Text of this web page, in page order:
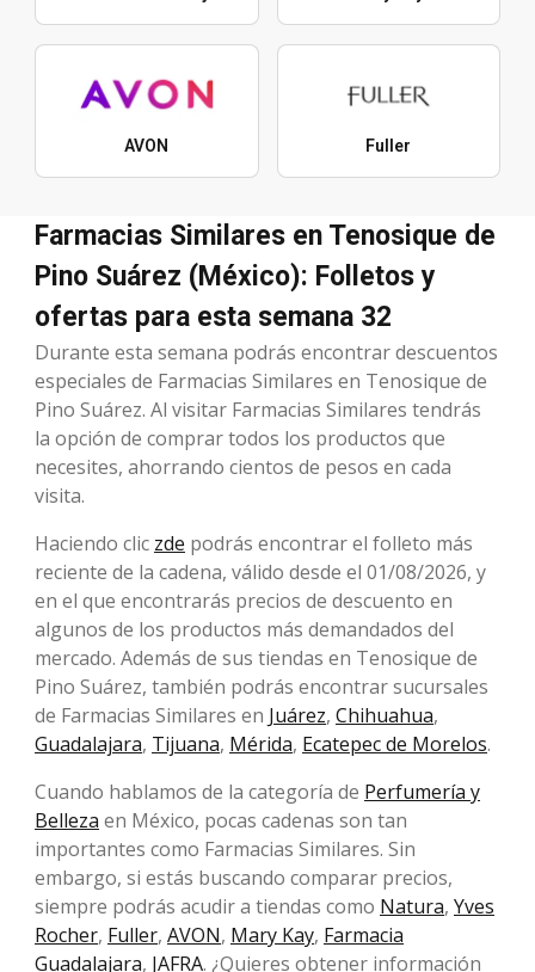
AVON Fuller
Farmacias Similares en Tenosique de
Pino Suárez (México): Folletos y
ofertas para esta semana 32
Durante esta semana podrás encontrar descuentos
especiales de Farmacias Similares en Tenosique de
Pino Suárez. Al visitar Farmacias Similares tendrás
la opción de comprar todos los productos que
necesites, ahorrando cientos de pesos en cada
visita.
Haciendo clic zde podrás encontrar el folleto más
reciente de la cadena, válido desde el 01/08/2026, y
en el que encontrarás precios de descuento en
algunos de los productos más demandados del
mercado. Además de sus tiendas en Tenosique de
Pino Suárez, también podrás encontrar sucursales
de Farmacias Similares en Juárez, Chihuahua,
Guadalajara, Tijuana, Mérida, Ecatepec de Morelos.
Cuando hablamos de la categoría de Perfumería y
Belleza en México, pocas cadenas son tan
importantes como Farmacias Similares. Sin
embargo, si estás buscando comparar precios,
siempre podrás acudir a tiendas como Natura, Yves
Rocher, Fuller, AVON, Mary Kay, Farmacia
Guadalajara, JAFRA. ¿Quieres obtener información